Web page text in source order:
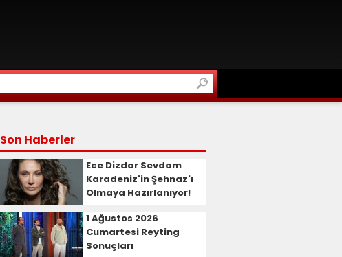
Son Haberler
Ece Dizdar Sevdam
Karadeniz'in Şehnaz'ı
Olmaya Hazırlanıyor!
1 Ağustos 2026
Cumartesi Reyting
Sonuçları